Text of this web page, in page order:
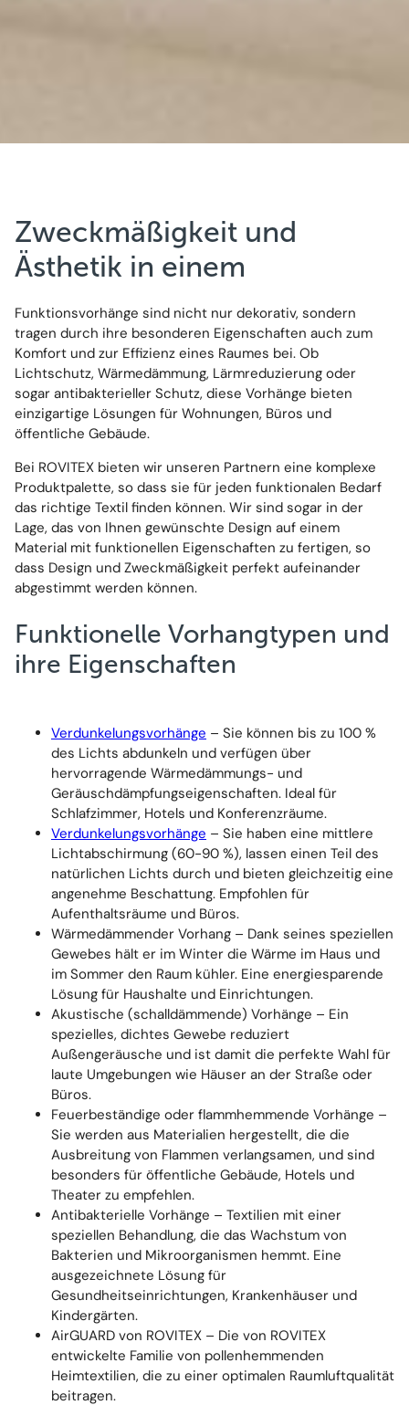
Zweckmäßigkeit und
Ästhetik in einem
Funktionsvorhänge sind nicht nur dekorativ, sondern
tragen durch ihre besonderen Eigenschaften auch zum
Komfort und zur Effizienz eines Raumes bei. Ob
Lichtschutz, Wärmedämmung, Lärmreduzierung oder
sogar antibakterieller Schutz, diese Vorhänge bieten
einzigartige Lösungen für Wohnungen, Büros und
öffentliche Gebäude.
Bei ROVITEX bieten wir unseren Partnern eine komplexe
Produktpalette, so dass sie für jeden funktionalen Bedarf
das richtige Textil finden können. Wir sind sogar in der
Lage, das von Ihnen gewünschte Design auf einem
Material mit funktionellen Eigenschaften zu fertigen, so
dass Design und Zweckmäßigkeit perfekt aufeinander
abgestimmt werden können.
Funktionelle Vorhangtypen und
ihre Eigenschaften
Verdunkelungsvorhänge – Sie können bis zu 100 %
des Lichts abdunkeln und verfügen über
hervorragende Wärmedämmungs- und
Geräuschdämpfungseigenschaften. Ideal für
Schlafzimmer, Hotels und Konferenzräume.
Verdunkelungsvorhänge – Sie haben eine mittlere
Lichtabschirmung (60-90 %), lassen einen Teil des
natürlichen Lichts durch und bieten gleichzeitig eine
angenehme Beschattung. Empfohlen für
Aufenthaltsräume und Büros.
Wärmedämmender Vorhang – Dank seines speziellen
Gewebes hält er im Winter die Wärme im Haus und
im Sommer den Raum kühler. Eine energiesparende
Lösung für Haushalte und Einrichtungen.
Akustische (schalldämmende) Vorhänge – Ein
spezielles, dichtes Gewebe reduziert
Außengeräusche und ist damit die perfekte Wahl für
laute Umgebungen wie Häuser an der Straße oder
Büros.
Feuerbeständige oder flammhemmende Vorhänge –
Sie werden aus Materialien hergestellt, die die
Ausbreitung von Flammen verlangsamen, und sind
besonders für öffentliche Gebäude, Hotels und
Theater zu empfehlen.
Antibakterielle Vorhänge – Textilien mit einer
speziellen Behandlung, die das Wachstum von
Bakterien und Mikroorganismen hemmt. Eine
ausgezeichnete Lösung für
Gesundheitseinrichtungen, Krankenhäuser und
Kindergärten.
AirGUARD von ROVITEX – Die von ROVITEX
entwickelte Familie von pollenhemmenden
Heimtextilien, die zu einer optimalen Raumluftqualität
beitragen.